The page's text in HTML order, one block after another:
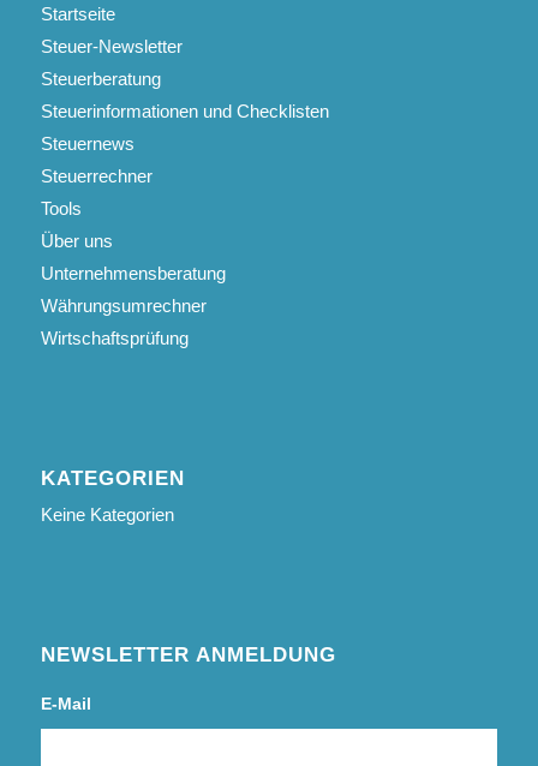
Startseite
Steuer-Newsletter
Steuerberatung
Steuerinformationen und Checklisten
Steuernews
Steuerrechner
Tools
Über uns
Unternehmensberatung
Währungsumrechner
Wirtschaftsprüfung
KATEGORIEN
Keine Kategorien
NEWSLETTER ANMELDUNG
E-Mail